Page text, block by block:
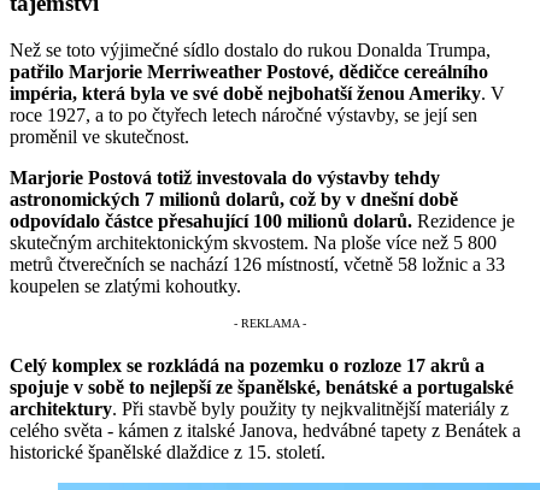
Než se toto výjimečné sídlo dostalo do rukou Donalda Trumpa,
patřilo Marjorie Merriweather Postové, dědičce cereálního
impéria, která byla ve své době nejbohatší ženou Ameriky. V
roce 1927, a to po čtyřech letech náročné výstavby, se její sen
proměnil ve skutečnost.
Marjorie Postová totiž investovala do výstavby tehdy
astronomických 7 milionů dolarů, což by v dnešní době
odpovídalo částce přesahující 100 milionů dolarů. Rezidence je
skutečným architektonickým skvostem. Na ploše více než 5 800
metrů čtverečních se nachází 126 místností, včetně 58 ložnic a 33
koupelen se zlatými kohoutky.
Celý komplex se rozkládá na pozemku o rozloze 17 akrů a
spojuje v sobě to nejlepší ze španělské, benátské a portugalské
architektury. Při stavbě byly použity ty nejkvalitnější materiály z
celého světa - kámen z italské Janova, hedvábné tapety z Benátek a
historické španělské dlaždice z 15. století.